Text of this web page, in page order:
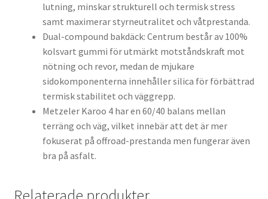
lutning, minskar strukturell och termisk stress
samt maximerar styrneutralitet och våtprestanda.
Dual-compound bakdäck: Centrum består av 100%
kolsvart gummi för utmärkt motståndskraft mot
nötning och revor, medan de mjukare
sidokomponenterna innehåller silica för förbättrad
termisk stabilitet och väggrepp.
Metzeler Karoo 4 har en 60/40 balans mellan
terräng och väg, vilket innebär att det är mer
fokuserat på offroad-prestanda men fungerar även
bra på asfalt.